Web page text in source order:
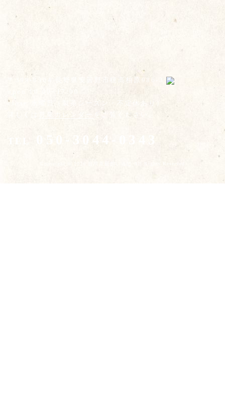
〒399-8304 長野県安曇野市穂高柏原986-3
close 水曜日（製茶シーズン・不定休あり）
営業カレンダー をご覧ください。
050-3044-0343